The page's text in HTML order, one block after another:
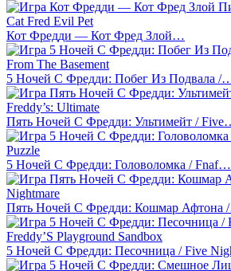
Кот Фредди — Кот Фред Злой…
5 Ночей С Фредди: Побег Из Подвала /
Пять Ночей С Фредди: Ультимейт /
5 Ночей С Фредди: Головоломка / Fnaf…
Пять Ночей С Фредди: Кошмар Афтона
5 Ночей С Фредди: Песочница / Five